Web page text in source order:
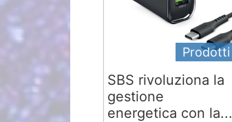
Prodotti
SBS rivoluziona la
gestione
energetica con la...